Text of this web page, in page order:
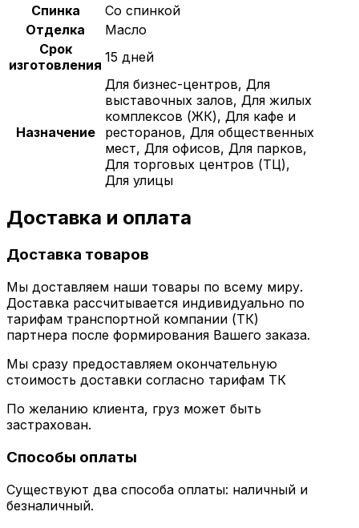
Спинка
Со спинкой
Отделка
Масло
Срок
изготовления 15 дней
Назначение
Для бизнес-центров, Для
выставочных залов, Для жилых
комплексов (ЖК), Для кафе и
ресторанов, Для общественных
мест, Для офисов, Для парков,
Для торговых центров (ТЦ),
Для улицы
Доставка и оплата
Доставка товаров
Мы доставляем наши товары по всему миру.
Доставка рассчитывается индивидуально по
тарифам транспортной компании (ТК)
партнера после формирования Вашего заказа.
Мы сразу предоставляем окончательную
стоимость доставки согласно тарифам ТК
По желанию клиента, груз может быть
застрахован.
Способы оплаты
Существуют два способа оплаты: наличный и
безналичный.